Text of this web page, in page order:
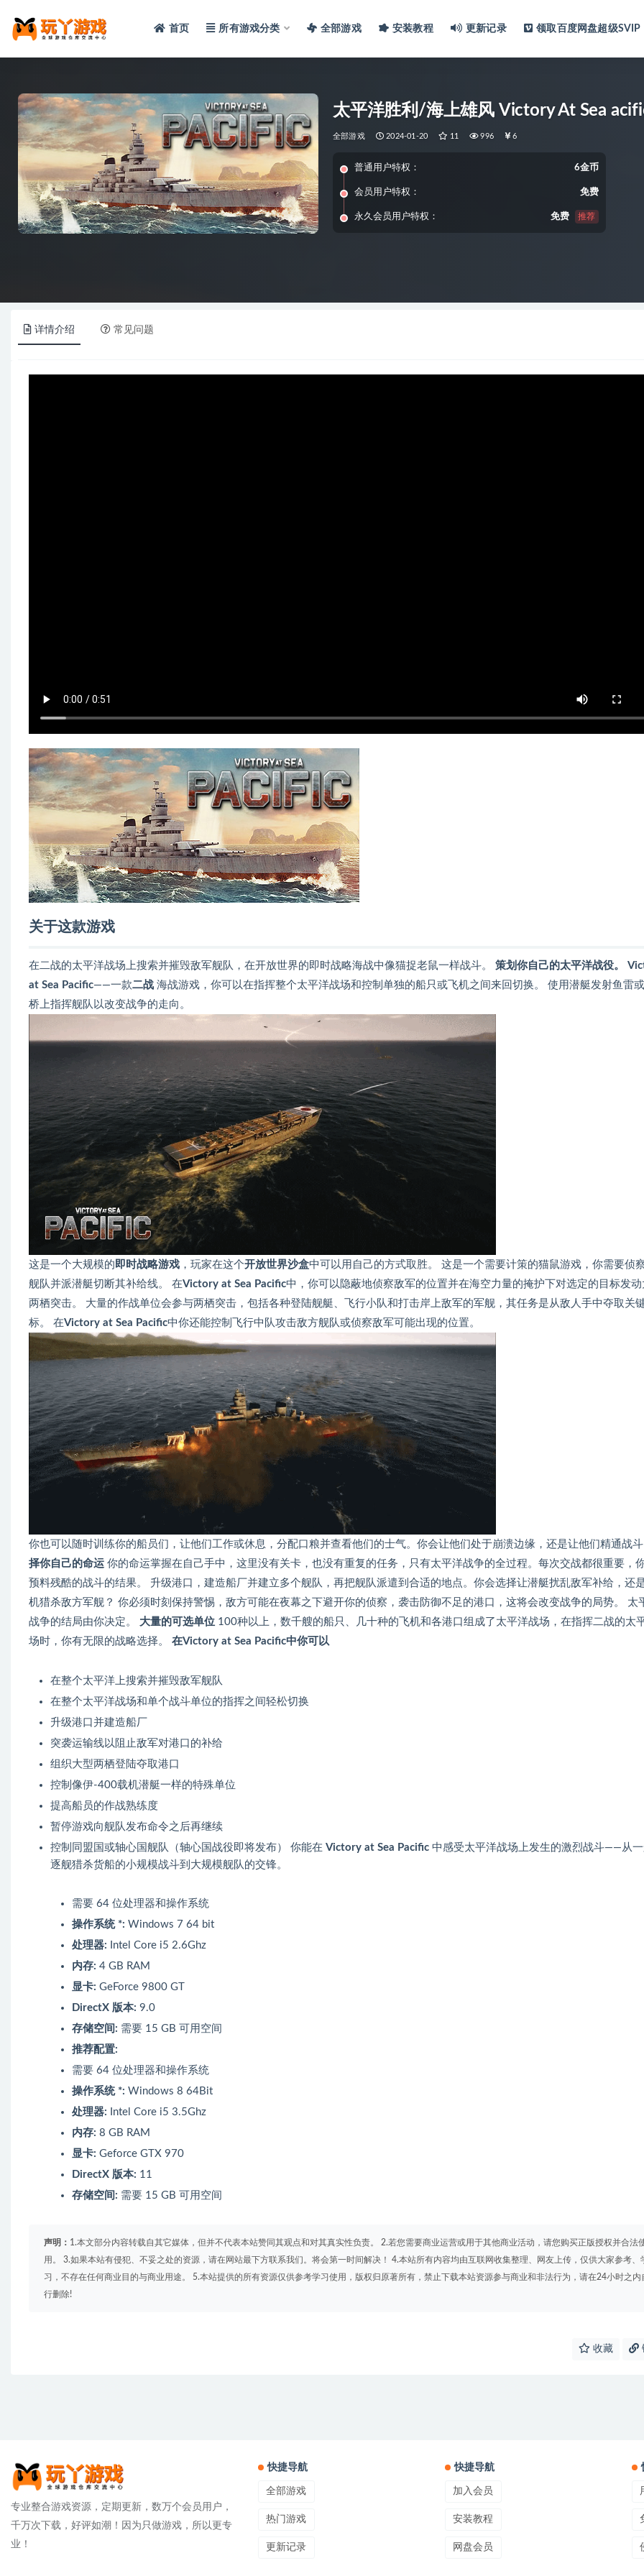
首页 所有游戏分类 全部游戏 安装教程 更新记录 领取百度网盘超级SVIP
太平洋胜利/海上雄风 Victory At Sea
全部游戏 2024-01-20 11 996 6
普通用户特权： 6金币
会员用户特权： 免费
永久会员用户特权： 免费 推荐
详情介绍 常见问题
关于这款游戏
在二战的太平洋战场上搜索并摧毁敌军舰队，在开放世界的即时战略海战中像猫捉老鼠一样战斗。 策划你自己的太平洋战役。
at Sea Pacific——一款二战 海战游戏，你可以在指挥整个太平洋战场和控制单独的船只或飞机之间来回切换。 使用潜艇发射鱼雷
桥上指挥舰队以改变战争的走向。
这是一个大规模的即时战略游戏 ，玩家在这个开放世界沙盒中可以用自己的方式取胜。 这是一个需要计策的猫鼠游戏，你需要侦
舰队并派潜艇切断其补给线。 在Victory at Sea Pacific中，你可以隐蔽地侦察敌军的位置并在海空力量的掩护下对选定的目标发动
两栖突击。 大量的作战单位会参与两栖突击，包括各种登陆舰艇、飞行小队和打击岸上敌军的军舰，其任务是从敌人手中夺取关
标。 在Victory at Sea Pacific中你还能控制飞行中队攻击敌方舰队或侦察敌军可能出现的位置。
你也可以随时训练你的船员们，让他们工作或休息，分配口粮并查看他们的士气。你会让他们处于崩溃边缘，还是让他们精通战
择你自己的命运 你的命运掌握在自己手中，这里没有关卡，也没有重复的任务，只有太平洋战争的全过程。每次交战都很重要，
预料残酷的战斗的结果。 升级港口，建造船厂并建立多个舰队，再把舰队派遣到合适的地点。你会选择让潜艇扰乱敌军补给，还
机猎杀敌方军舰？ 你必须时刻保持警惕，敌方可能在夜幕之下避开你的侦察，袭击防御不足的港口，这将会改变战争的局势。 太
战争的结局由你决定。 大量的可选单位 100种以上，数千艘的船只、几十种的飞机和各港口组成了太平洋战场，在指挥二战的太
场时，你有无限的战略选择。 在Victory at Sea Pacific中你可以
在整个太平洋上搜索并摧毁敌军舰队
在整个太平洋战场和单个战斗单位的指挥之间轻松切换
升级港口并建造船厂
突袭运输线以阻止敌军对港口的补给
组织大型两栖登陆夺取港口
控制像伊-400载机潜艇一样的特殊单位
提高船员的作战熟练度
暂停游戏向舰队发布命令之后再继续
控制同盟国或轴心国舰队（轴心国战役即将发布） 你能在 Victory at Sea Pacific 中感受太平洋战场上发生的激烈战斗——从
逐舰猎杀货船的小规模战斗到大规模舰队的交锋。
需要 64 位处理器和操作系统
操作系统 *: Windows 7 64 bit
处理器: Intel Core i5 2.6Ghz
内存: 4 GB RAM
显卡: GeForce 9800 GT
DirectX 版本: 9.0
存储空间: 需要 15 GB 可用空间
推荐配置:
需要 64 位处理器和操作系统
操作系统 *: Windows 8 64Bit
处理器: Intel Core i5 3.5Ghz
内存: 8 GB RAM
显卡: Geforce GTX 970
DirectX 版本: 11
存储空间: 需要 15 GB 可用空间
声明： 1.本文部分内容转载自其它媒体，但并不代表本站赞同其观点和对其真实性负责。 2.若您需要商业运营或用于其他商业活动，请您购买正版授权并合法
用。 3.如果本站有侵犯、不妥之处的资源，请在网站最下方联系我们。将会第一时间解决！ 4.本站所有内容均由互联网收集整理、网友上传，仅供大家参考、
习，不存在任何商业目的与商业用途。 5.本站提供的所有资源仅供参考学习使用，版权归原著所有，禁止下载本站资源参与商业和非法行为，请在24小时之内
行删除!
收藏
专业整合游戏资源，定期更新，数万个会员用户，
千万次下载，好评如潮！因为只做游戏，所以更专
业！
快捷导航
全部游戏
热门游戏
更新记录
快捷导航
加入会员
安装教程
网盘会员